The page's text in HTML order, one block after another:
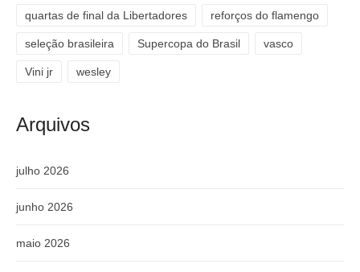
quartas de final da Libertadores reforços do flamengo
seleção brasileira Supercopa do Brasil vasco
Vini jr wesley
Arquivos
julho 2026
junho 2026
maio 2026